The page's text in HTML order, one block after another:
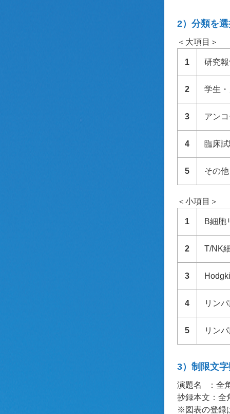
2）分類を
＜大項目＞
1 研究
2 学生
3 アン
4 臨床
5 その他
＜小項目＞
1 B細胞
2 T/NK
3
4 リン
5 リン
3）制限文
演題名 ：全
抄録本文：全
※図表の登録